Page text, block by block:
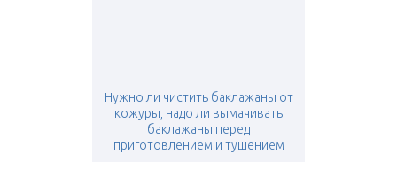
Нужно ли чистить баклажаны от
кожуры, надо ли вымачивать
баклажаны перед
приготовлением и тушением